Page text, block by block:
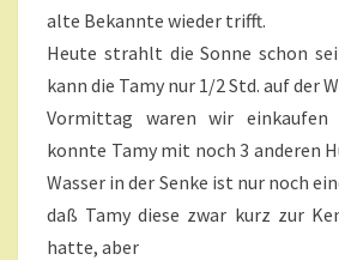
A
C
H
W
I
D
alte Bekannte wieder trifft.
Heute strahlt die Sonne schon
kann die Tamy nur 1/2 Std. auf der
Vormittag waren wir einkaufen
konnte Tamy mit noch 3 anderen
Wasser in der Senke ist nur noch
daß Tamy diese zwar kurz zur
hatte, aber